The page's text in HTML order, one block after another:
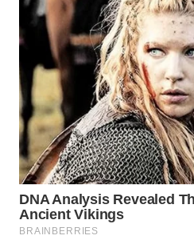
Wahana
Media
Group
WAHANA
NEWS
WAHANA
TANI
WAHANA
ADVOKAT